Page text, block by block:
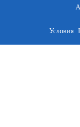
Условия ·